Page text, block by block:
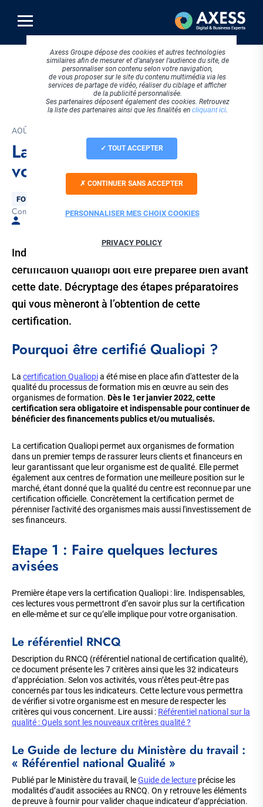
contenu
principal
AOÛT 2021
La check-list pour préparer
votre certification Qualiopi !
Thématique
FORMATION & EDUCATION
Tags
Conseils Qualiopi
Indispensable, à compter du 1er janvier 2022, la
certification Qualiopi doit être préparée bien avant
cette date. Décryptage des étapes préparatoires
qui vous mèneront à l’obtention de cette
certification.
Pourquoi être certifié Qualiopi ?
La certification Qualiopia été mise en place afin d'attester de la
qualité du processus de formation mis en œuvre au sein des
organismes de formation. Dès le 1er janvier 2022, cette
certification sera obligatoire et indispensable pour continuer de
bénéficier des financements publics et/ou mutualisés.
La certification Qualiopi permet aux organismes de formation
dans un premier temps de rassurer leurs clients et financeurs en
leur garantissant que leur organisme est de qualité. Elle permet
également aux centres de formation une meilleure position sur le
marché, étant donné que la qualité du centre est reconnue par une
certification officielle. Concrètement la certification permet de
pérenniser l'activité des organismes mais aussi l'investissement de
ses financeurs.
Etape 1 : Faire quelques lectures
avisées
Première étape vers la certification Qualiopi : lire. Indispensables,
ces lectures vous permettront d’en savoir plus sur la certification
en elle-même et sur ce qu’elle implique pour votre organisation.
Le référentiel RNCQ
Description du RNCQ (référentiel national de certification qualité),
ce document présente les 7 critères ainsi que les 32 indicateurs
d’appréciation. Selon vos activités, vous n’êtes peut-être pas
concernés par tous les indicateurs. Cette lecture vous permettra
de vérifier si votre organisme est en mesure de respecter les
critères qui vous concernent. Lire aussi : Référentiel national sur la
qualité : Quels sont les nouveaux critères qualité ?
Le Guide de lecture du Ministère du travail :
« Référentiel national Qualité »
Publié par le Ministère du travail, leGuide de lecture précise les
modalités d’audit associées au RNCQ. On y retrouve les éléments
de preuve à fournir pour valider chaque indicateur d’appréciation.
Axess Groupe dépose des cookies et autres technologies
similaires afin de mesurer et d’analyser l’audience du site, de
personnaliser son contenu selon votre navigation,
de vous proposer sur le site du contenu multimédia via les
services de partage de vidéo, réaliser du ciblage et afficher
de la publicité personnalisée.
Ses partenaires déposent également des cookies. Retrouvez
la liste des partenaires ainsi que les finalités en cliquant ici.
TOUT ACCEPTER
CONTINUER SANS ACCEPTER
PERSONNALISER MES CHOIX COOKIES
PRIVACY POLICY